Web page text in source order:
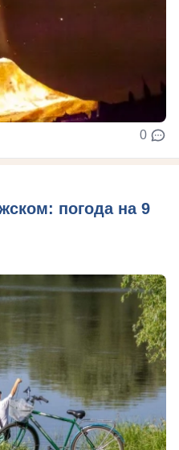
0
погода на 9